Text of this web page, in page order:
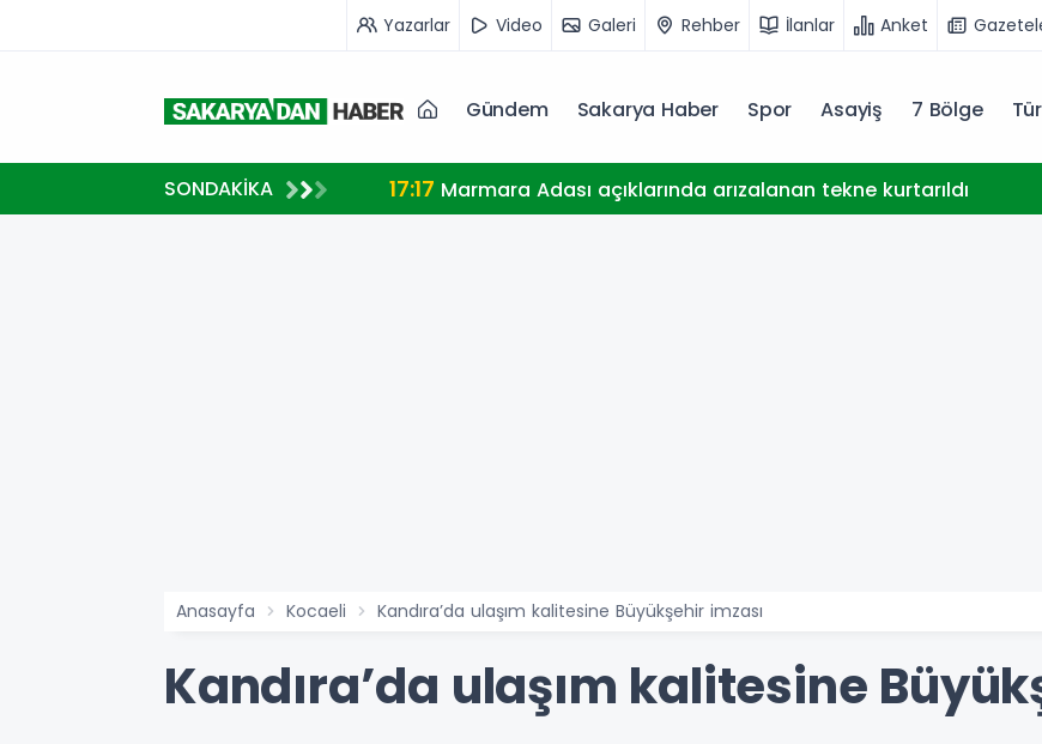
Yazarlar Video Galeri Rehber İlanlar Anket
Gündem Sakarya Haber Spor Asayiş 7 Bölge
SONDAKİKA 17:17 Marmara Adası açıklarında arızalanan tekne kurtarıldı
Anasayfa Kocaeli Kandıra’da ulaşım kalitesine Büyükşehir imzası
Kandıra’da ulaşım kalitesine